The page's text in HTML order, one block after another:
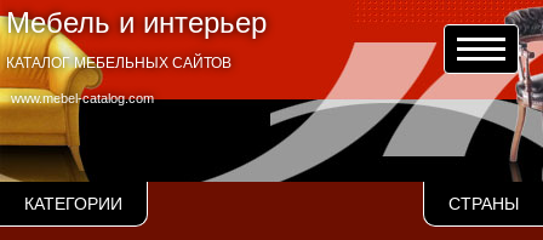
Мебель и интерьер
www.mebel-catalog.com
КАТАЛОГ МЕБЕЛЬНЫХ САЙТОВ
КАТЕГОРИИ СТРАНЫ